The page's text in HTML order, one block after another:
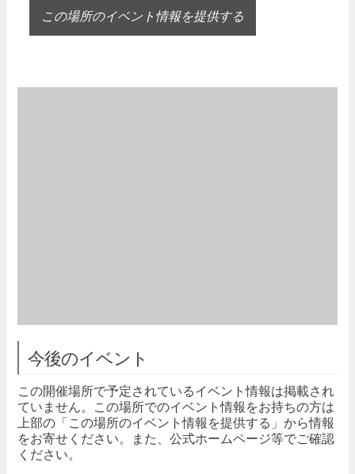
この場所のイベント情報を提供する
今後のイベント
この開催場所で予定されているイベント情報は掲載され
ていません。この場所でのイベント情報をお持ちの方は
上部の「この場所のイベント情報を提供する」から情報
をお寄せください。また、公式ホームページ等でご確認
ください。